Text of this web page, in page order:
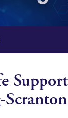
Support